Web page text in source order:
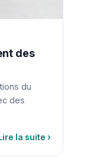
des
du
des
la suite ›